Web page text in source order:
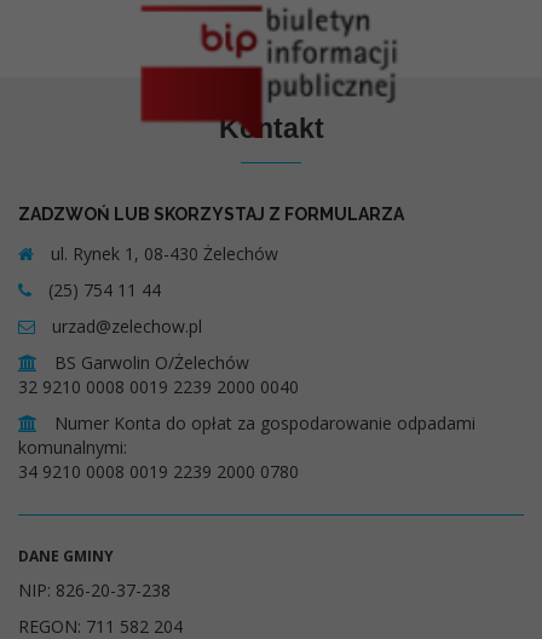
Kontakt
ZADZWOŃ LUB SKORZYSTAJ Z FORMULARZA
ul. Rynek 1, 08-430 Żelechów
(25) 754 11 44
urzad@zelechow.pl
BS Garwolin O/Żelechów
32 9210 0008 0019 2239 2000 0040
Numer Konta do opłat za gospodarowanie odpadami
komunalnymi:
34 9210 0008 0019 2239 2000 0780
DANE GMINY
NIP: 826-20-37-238
REGON: 711 582 204